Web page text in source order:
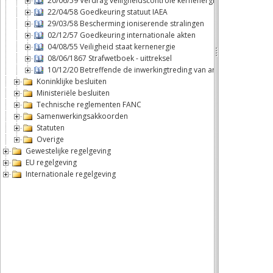
22/04/58 Goedkeuring statuut IAEA
29/03/58 Bescherming ioniserende stralingen
02/12/57 Goedkeuring internationale akten
04/08/55 Veiligheid staat kernenergie
08/06/1867 Strafwetboek - uittreksel
10/12/20 Betreffende de inwerkingtreding van artikel 2, b), van
Koninklijke besluiten
Ministeriële besluiten
Technische reglementen FANC
Samenwerkingsakkoorden
Statuten
Overige
Gewestelijke regelgeving
EU regelgeving
Internationale regelgeving